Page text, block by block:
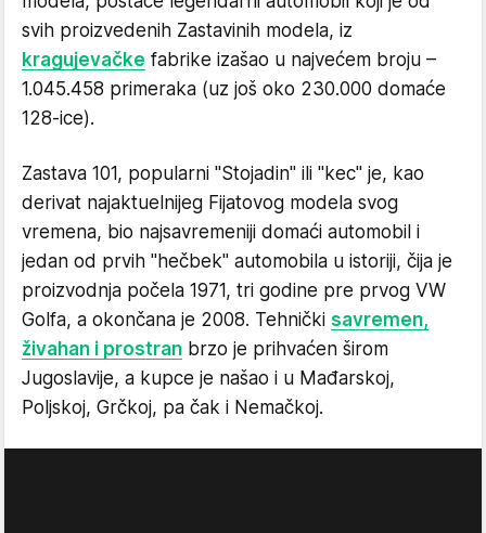
svih proizvedenih Zastavinih modela, iz
kragujevačke fabrike izašao u najvećem broju –
1.045.458 primeraka (uz još oko 230.000 domaće
128-ice).
Zastava 101, popularni "Stojadin" ili "kec" je, kao
derivat najaktuelnijeg Fijatovog modela svog
vremena, bio najsavremeniji domaći automobil i
jedan od prvih "hečbek" automobila u istoriji, čija je
proizvodnja počela 1971, tri godine pre prvog VW
Golfa, a okončana je 2008. Tehnički savremen,
živahan i prostran brzo je prihvaćen širom
Jugoslavije, a kupce je našao i u Mađarskoj,
Poljskoj, Grčkoj, pa čak i Nemačkoj.